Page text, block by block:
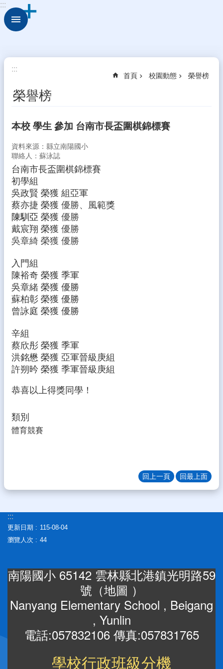
跳到主要內容區塊
進
校
動
態
識
校
行
政
處
室
學
生
專
校
園
成
果
務
E
化
雲
縣
精
進
專
登
入
管
南
陽
餐
:::
:::
首頁 校園動態 榮譽榜
榮譽榜
本校 學生 參加 台南市長盃圍棋錦標賽
資料來源：縣立南陽國小
聯絡人：蘇泳誌
台南市長盃圍棋錦標賽
初學組
吳政賢 榮獲 組亞軍
蔡亦捷 榮獲 優勝、 風範獎
陳馴亞 榮獲 優勝
戴宸翔 榮獲 優勝
吳章綺 榮獲 優勝
入門組
陳裕奇 榮獲 季軍
吳章緒 榮獲 優勝
蘇柏彰 榮獲 優勝
曾詠庭 榮獲 優勝
辛組
蔡欣彤 榮獲 季軍
洪銘懋 榮獲 亞軍晉級庚組
許朔昑 榮獲 季軍晉級庚組
恭喜以上得獎同學！
類別
體育競賽
回上一頁 回最上面
:::
更新日期
115-08-04
瀏覽人次
44
南陽國小 65142 雲林縣北港鎮光明路59
號（地圖 ）
Nanyang Elementary School , Beigang
, Yunlin
電話:057832106 傳真:057831765
學校行政班級分機